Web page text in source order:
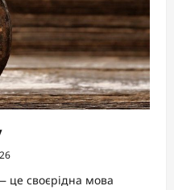
це своєрідна мова